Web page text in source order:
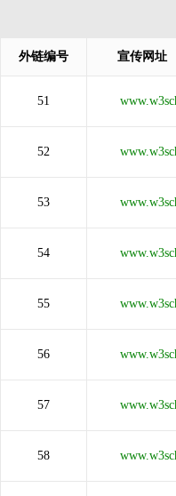
外链编号 宣传网址
51
52
53
54
55
56
57
58